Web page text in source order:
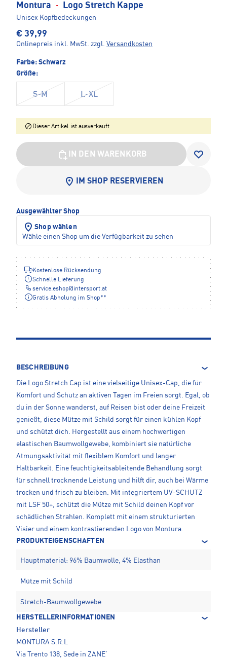
Montura · Logo Stretch Kappe
Unisex Kopfbedeckungen
€ 39,99
Onlinepreis inkl. MwSt. zzgl. Versandkosten
Farbe: Schwarz
Größe:
S-M L-XL
Dieser Artikel ist ausverkauft
IN DEN WARENKORB
IM SHOP RESERVIEREN
Ausgewählter Shop
Shop wählen
Wähle einen Shop um die Verfügbarkeit zu sehen
Kostenlose Rücksendung
Schnelle Lieferung
service.eshop@ intersport.at
Gratis Abholung im Shop**
BESCHREIBUNG
Die Logo Stretch Cap ist eine vielseitige Unisex-Cap, die für
Komfort und Schutz an aktiven Tagen im Freien sorgt. Egal, ob
du in der Sonne wanderst, auf Reisen bist oder deine Freizeit
genießt, diese Mütze mit Schild sorgt für einen kühlen Kopf
und schützt dich. Hergestellt aus einem hochwertigen
elastischen Baumwollgewebe, kombiniert sie natürliche
Atmungsaktivität mit flexiblem Komfort und langer
Haltbarkeit. Eine feuchtigkeitsableitende Behandlung sorgt
für schnell trocknende Leistung und hilft dir, auch bei Wärme
trocken und frisch zu bleiben. Mit integriertem UV-SCHUTZ
mit LSF 50+, schützt die Mütze mit Schild deinen Kopf vor
schädlichen Strahlen. Komplett mit einem strukturierten
Visier und einem kontrastierenden Logo von Montura.
PRODUKTEIGENSCHAFTEN
Hauptmaterial: 96% Baumwolle, 4% Elasthan
Mütze mit Schild
Stretch-Baumwollgewebe
HERSTELLERINFORMATIONEN
Hersteller
MONTURA S.R.L
Via Trento 138, Sede in ZANE’